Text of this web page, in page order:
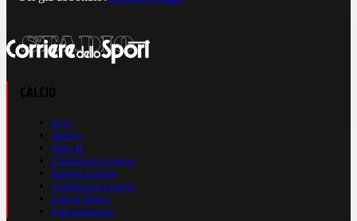
Live
Serie A
Serie B
Champions League
Europa League
Conference League
Calcio Estero
Calciomercato